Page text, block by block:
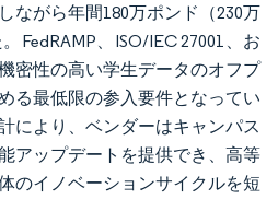
ながら年間180万ポンド（230万
FedRAMP、ISO/IEC 27001、お
密性の高い学生データのオフプ
る最低限の参入要件となってい
により、ベンダーはキャンパス
アップデートを提供でき、高等
のイノベーションサイクルを短